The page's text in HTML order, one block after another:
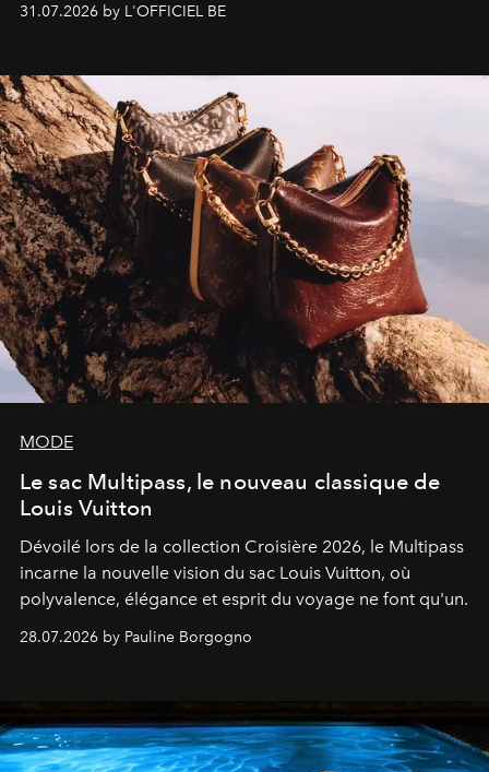
américain investit les espaces imaginés par Frank Gehry
sculpture.
31.07.2026 by L'OFFICIEL BE
MODE
Le sac Multipass, le nouveau classique de
Louis Vuitton
Dévoilé lors de la collection Croisière 2026, le Multipass
incarne la nouvelle vision du sac Louis Vuitton, où
polyvalence, élégance et esprit du voyage ne font qu'un.
28.07.2026 by Pauline Borgogno